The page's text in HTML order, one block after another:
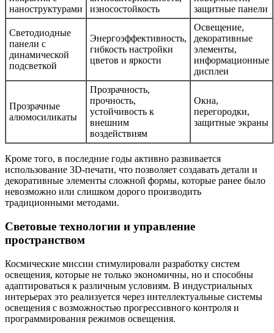
наноструктурами
износостойкость
защитные панели
Светодиодные
панели с
динамической
подсветкой
Энергоэффективность,
гибкость настройки
цветов и яркости
Освещение,
декоративные
элементы,
информационные
дисплеи
Прозрачные
алюмосиликаты
Прозрачность,
прочность,
устойчивость к
внешним
воздействиям
Окна,
перегородки,
защитные экраны
Кроме того, в последние годы активно развивается
использование 3D-печати, что позволяет создавать детали и
декоративные элементы сложной формы, которые ранее было
невозможно или слишком дорого производить
традиционными методами.
Световые технологии и управление
пространством
Космические миссии стимулировали разработку систем
освещения, которые не только экономичны, но и способны
адаптироваться к различным условиям. В индустриальных
интерьерах это реализуется через интеллектуальные системы
освещения с возможностью прогрессивного контроля и
программирования режимов освещения.